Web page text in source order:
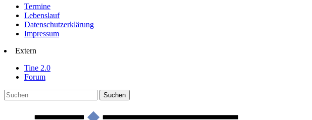
Termine
Lebenslauf
Datenschutzerklärung
Impressum
Extern
Tine 2.0
Forum